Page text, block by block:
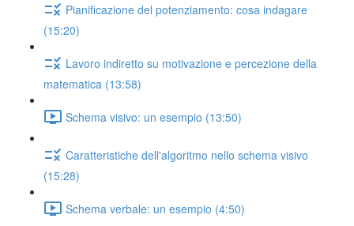
Pianificazione del potenziamento: cosa indagare
(15:20)
Lavoro indiretto su motivazione e percezione della
matematica (13:58)
Schema visivo: un esempio (13:50)
Caratteristiche dell'algoritmo nello schema visivo
(15:28)
Schema verbale: un esempio (4:50)